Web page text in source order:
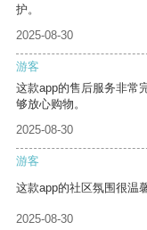
护。
2025-08-30
游客
这款app的售后服务非常
够放心购物。
2025-08-30
游客
这款app的社区氛围很温
2025-08-30